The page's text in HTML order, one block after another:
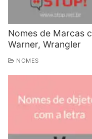
Nomes de Marcas
Warner, Wrangler
NOMES